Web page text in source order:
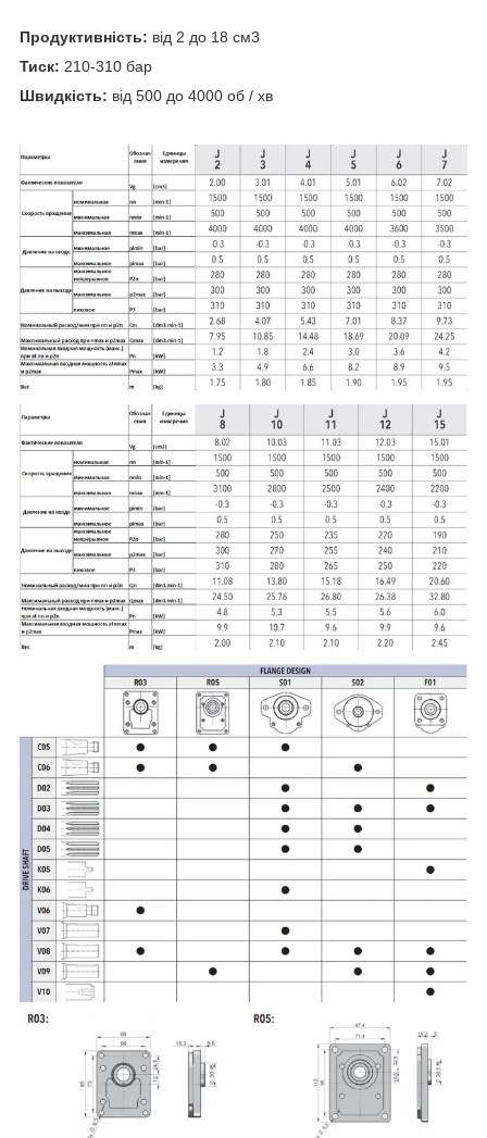
Продуктивність: від 2 до 18 см3
Тиск: 210-310 бар
Швидкість: від 500 до 4000 об / хв